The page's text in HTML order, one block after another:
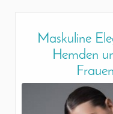
Maskuline
Hemden